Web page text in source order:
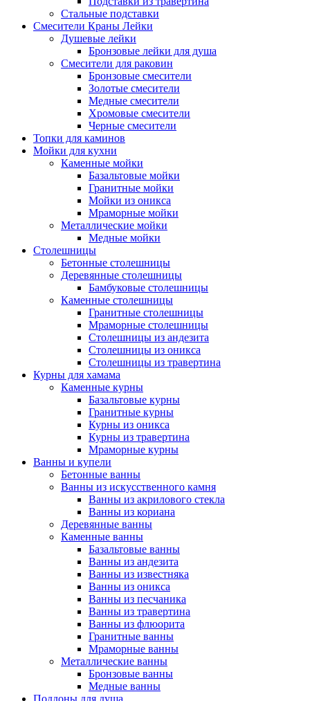
Стальные подставки
Смесители Краны Лейки
Душевые лейки
Бронзовые лейки для душа
Смесители для раковин
Бронзовые смесители
Золотые смесители
Медные смесители
Хромовые смесители
Черные смесители
Топки для каминов
Мойки для кухни
Каменные мойки
Базальтовые мойки
Гранитные мойки
Мойки из оникса
Мраморные мойки
Металлические мойки
Медные мойки
Столешницы
Бетонные столешницы
Деревянные столешницы
Бамбуковые столешницы
Каменные столешницы
Гранитные столешницы
Мраморные столешницы
Столешницы из андезита
Столешницы из оникса
Столешницы из травертина
Курны для хамама
Каменные курны
Базальтовые курны
Гранитные курны
Курны из оникса
Курны из травертина
Мраморные курны
Ванны и купели
Бетонные ванны
Ванны из искусственного камня
Ванны из акрилового стекла
Ванны из кориана
Деревянные ванны
Каменные ванны
Базальтовые ванны
Ванны из андезита
Ванны из известняка
Ванны из оникса
Ванны из песчаника
Ванны из травертина
Ванны из флюорита
Гранитные ванны
Мраморные ванны
Металлические ванны
Бронзовые ванны
Медные ванны
Поддоны для душа